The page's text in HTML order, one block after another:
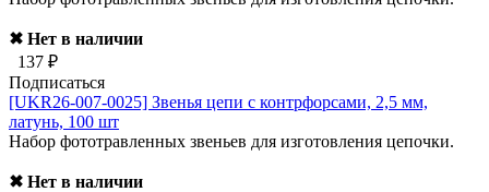
✖ Нет в наличии
137 ₽
Подписаться
[UKR26-007-0025] Звенья цепи с контрфорсами, 2,5 мм,
латунь, 100 шт
Набор фототравленных звеньев для изготовления цепочки.
✖ Нет в наличии